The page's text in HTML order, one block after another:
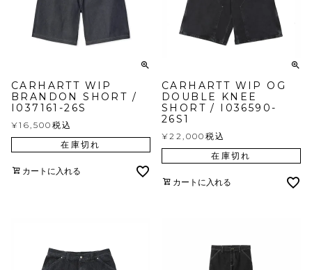
CARHARTT WIP
BRANDON SHORT /
I037161-26S
¥16,500 税込
在庫切れ
カートに入れる
CARHARTT WIP OG
DOUBLE KNEE
SHORT / I036590-
26S1
¥22,000 税込
在庫切れ
カートに入れる